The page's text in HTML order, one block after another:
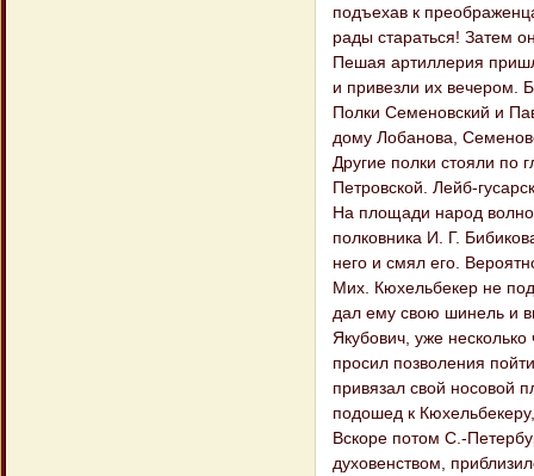
подъехав к
рады стараться! Затем
Пешая артиллерия
и привезли их вечером.
Полки Семеновский и
дому Лобанова,
Другие полки стояли
Петровской. Лейб-
На площади народ
полковника И. Г.
него и смял его.
Мих. Кюхельбекер не
дал ему свою шинель и
Якубович, уже
просил позволения
привязал свой носовой
подошед к
Вскоре потом С.-
духовенством,